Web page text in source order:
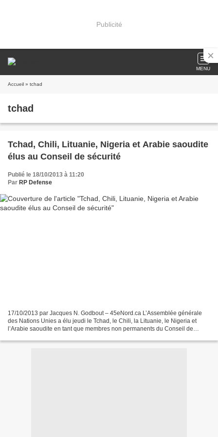
Publicité
MENU
Accueil » tchad
tchad
Tchad, Chili, Lituanie, Nigeria et Arabie saoudite
élus au Conseil de sécurité
Publié le 18/10/2013 à 11:20
Par RP Defense
17/10/2013 par Jacques N. Godbout – 45eNord.ca L’Assemblée générale
des Nations Unies a élu jeudi le Tchad, le Chili, la Lituanie, le Nigeria et
l’Arabie saoudite en tant que membres non permanents du Conseil de